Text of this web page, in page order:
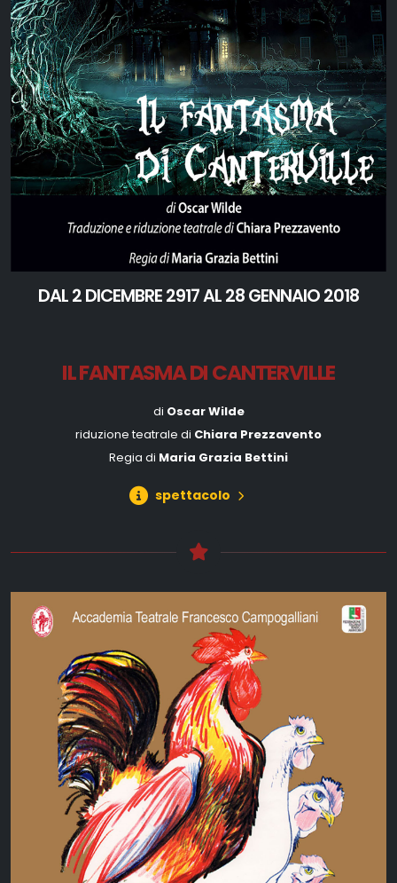
DAL 2 DICEMBRE 2917 AL 28 GENNAIO 2018
IL FANTASMA DI CANTERVILLE
di Oscar Wilde
riduzione teatrale di Chiara Prezzavento
Regia di Maria Grazia Bettini
spettacolo